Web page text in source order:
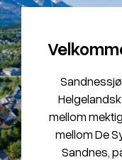
mellom
mellom De
Sandnes,